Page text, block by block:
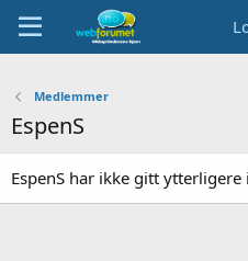
Medlemmer
EspenS
EspenS har ikke gitt